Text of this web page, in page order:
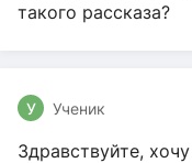
такого рассказа?
У Ученик
Здравствуйте,